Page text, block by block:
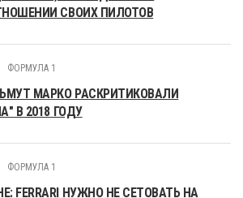
СВОИХ ПИЛОТОВ
ФОРМУЛА 1
МАРКО РАСКРИТИКОВАЛИ
В 2018 ГОДУ
ФОРМУЛА 1
FERRARI НУЖНО НЕ СЕТОВАТЬ НА